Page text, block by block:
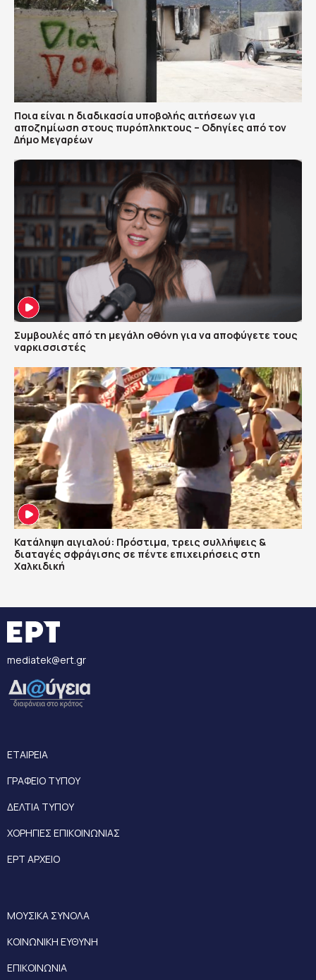
Ποια είναι η διαδικασία υποβολής αιτήσεων για
αποζημίωση στους πυρόπληκτους – Οδηγίες από τον
Δήμο Μεγαρέων
Συμβουλές από τη μεγάλη οθόνη για να αποφύγετε τους
ναρκισσιστές
Κατάληψη αιγιαλού: Πρόστιμα, τρεις συλλήψεις &
διαταγές σφράγισης σε πέντε επιχειρήσεις στη
Χαλκιδική
mediatek@ert.gr
ΕΤΑΙΡΕΙΑ
ΓΡΑΦΕΙΟ ΤΥΠΟΥ
ΔΕΛΤΙΑ ΤΥΠΟΥ
ΧΟΡΗΓΙΕΣ ΕΠΙΚΟΙΝΩΝΙΑΣ
ΕΡΤ ΑΡΧΕΙΟ
ΜΟΥΣΙΚΑ ΣΥΝΟΛΑ
ΚΟΙΝΩΝΙΚΗ ΕΥΘΥΝΗ
ΕΠΙΚΟΙΝΩΝΙΑ